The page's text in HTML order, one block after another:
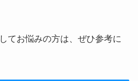
てお悩みの方は、ぜひ参考に